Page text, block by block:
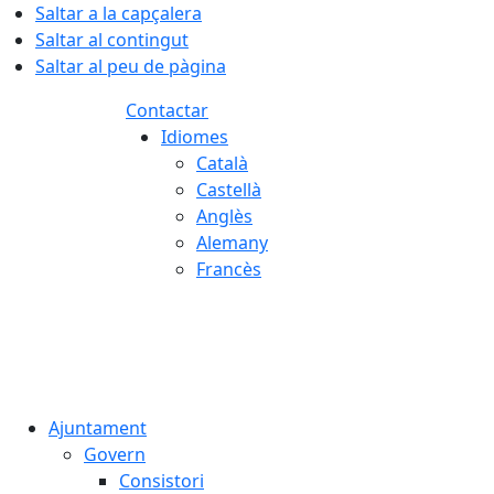
Saltar a la capçalera
Saltar al contingut
Saltar al peu de pàgina
Contactar
Idiomes
Català
Castellà
Anglès
Alemany
Francès
Ajuntament
Govern
Consistori